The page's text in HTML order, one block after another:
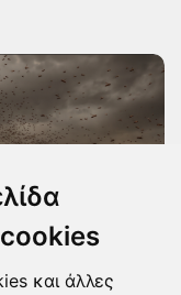
cookies
και άλλες